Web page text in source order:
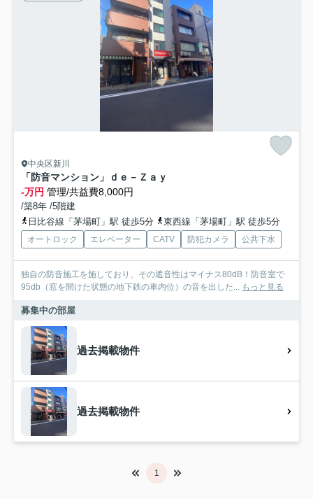
中央区新川
「防音マンション」ｄｅ－Ｚａｙ
-万円 管理/共益費8,000円
/築8年 /5階建
日比谷線「茅場町」駅 徒歩5分
東西線「茅場町」駅 徒歩5分
オートロック エレベーター CATV 防犯カメラ 公共下水
独自の防音施工を施しており、その遮音性はマイナス80dB！防音室で
95db（窓を開けた状態の地下鉄の車内位）の音を出した... もっと見る
募集中の部屋
過去掲載物件
過去掲載物件
1